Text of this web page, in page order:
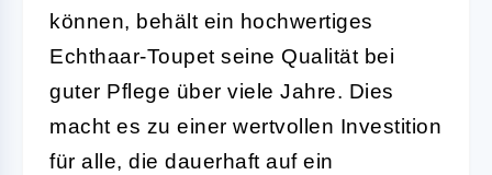
können, behält ein hochwertiges
Echthaar-Toupet seine Qualität bei
guter Pflege über viele Jahre. Dies
macht es zu einer wertvollen Investition
für alle, die dauerhaft auf ein